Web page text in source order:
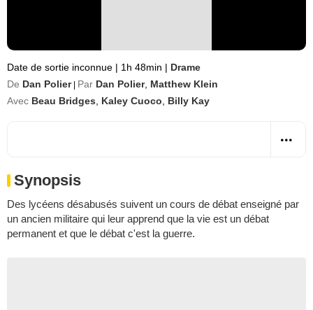
Date de sortie inconnue | 1h 48min | Drame
De Dan Polier Par Dan Polier, Matthew Klein
Avec Beau Bridges Kaley Cuoco Billy Kay
Synopsis
Des lycéens désabusés suivent un cours de débat enseigné par
un ancien militaire qui leur apprend que la vie est un débat
permanent et que le débat c'est la guerre.